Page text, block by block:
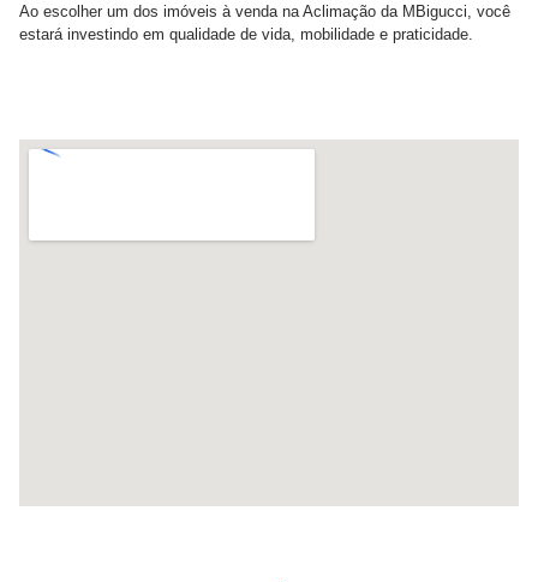
Ao escolher um dos imóveis à venda na Aclimação da MBigucci, você
estará investindo em qualidade de vida, mobilidade e praticidade.